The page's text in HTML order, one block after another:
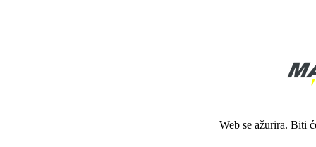
Web se ažurira. Biti